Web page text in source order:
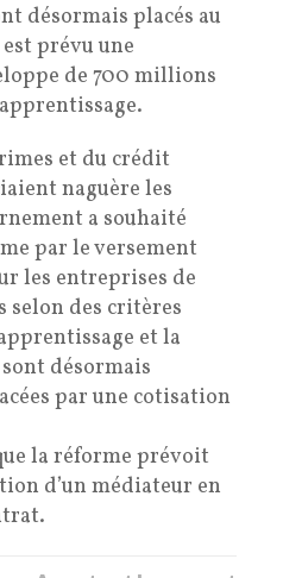
désormais placés au
prévu une
de 700 millions
et du crédit
naguère les
a souhaité
par le versement
les entreprises de
selon des critères
et la
désormais
par une cotisation
la réforme prévoit
d’un médiateur en